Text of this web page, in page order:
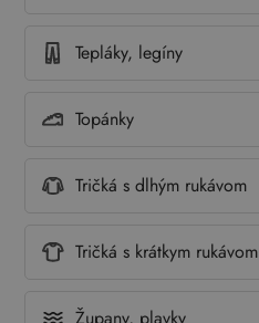
Tepláky, legíny
Topánky
Tričká s dlhým rukávom
Tričká s krátkym rukávom